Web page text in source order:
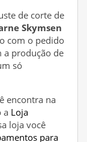
de corte de
Skymsen
com o pedido
a produção de
só
encontra na
a Loja
loja você
para